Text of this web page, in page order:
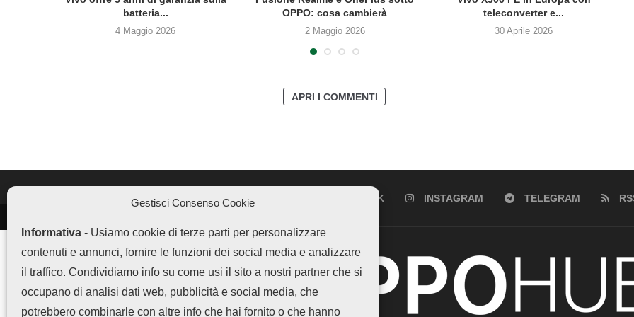
Gestisci Consenso Cookie
Informativa - Usiamo cookie di terze parti per personalizzare
contenuti e annunci, fornire le funzioni dei social media e analizzare
il traffico. Condividiamo info su come usi il sito a nostri partner che si
occupano di analisi dati web, pubblicità e social media, che
potrebbero combinarle con altre info che hai fornito o che hanno
batteria...
4 Maggio 2026
OPPO: cosa cambierà
2 Maggio 2026
teleconverter e...
30 Aprile 2026
APRI I COMMENTI
FACEBOOK INSTAGRAM TELEGRAM
Vivo offre 5 anni di
garanzia...